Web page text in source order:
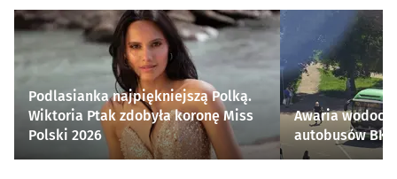
Podlasianka najpiękniejszą Polką.
Wiktoria Ptak zdobyła koronę Miss
Polski 2026
Awaria
autobusów